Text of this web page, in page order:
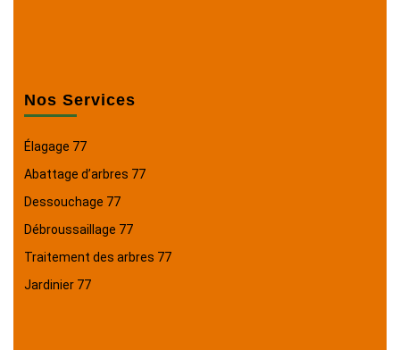
Nos Services
Élagage 77
Abattage d’arbres 77
Dessouchage 77
Débroussaillage 77
Traitement des arbres 77
Jardinier 77